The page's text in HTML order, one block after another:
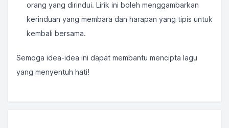
orang yang dirindui. Lirik ini boleh menggambarkan
kerinduan yang membara dan harapan yang tipis untuk
kembali bersama.
Semoga idea-idea ini dapat membantu mencipta lagu
yang menyentuh hati!